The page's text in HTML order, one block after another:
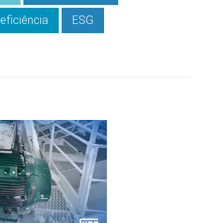
eficiência ESG